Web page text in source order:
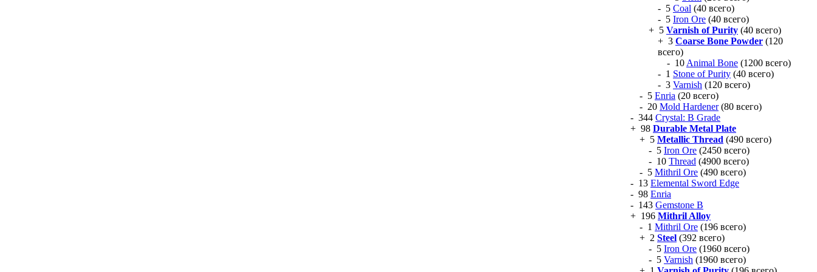
- 5 Coal (40 всего)
- 5 Iron Ore (40 всего)
+ 5 Varnish of Purity (40 всего)
+ 3 Coarse Bone Powder (120
всего)
- 10 Animal Bone (1200 всего)
- 1 Stone of Purity (40 всего)
- 3 Varnish (120 всего)
- 5 Enria (20 всего)
- 20 Mold Hardener(80 всего)
- 344 Crystal: B Grade
+ 98 Durable Metal Plate
+ 5 Metallic Thread (490 всего)
- 5 Iron Ore (2450 всего)
- 10 Thread (4900 всего)
- 5 Mithril Ore (490 всего)
- 13 Elemental Sword Edge
- 98 Enria
- 143 Gemstone B
+ 196 Mithril Alloy
- 1 Mithril Ore (196 всего)
+ 2 Steel (392 всего)
- 5 Iron Ore (1960 всего)
- 5 Varnish (1960 всего)